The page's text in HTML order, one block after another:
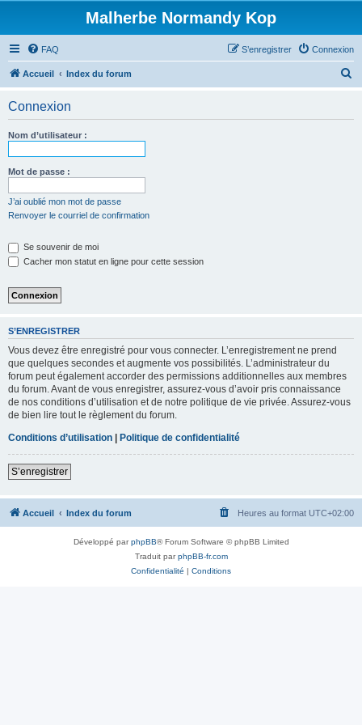
Malherbe Normandy Kop
FAQ Connexion
S’enregistrer
Accueil Index du forum
Connexion
Nom d’utilisateur :
Mot de passe :
J’ai oublié mon mot de passe
Renvoyer le courriel de confirmation
Se souvenir de moi
Cacher mon statut en ligne pour cette session
S’ENREGISTRER
Vous devez être enregistré pour vous connecter. L’enregistrement ne prend
que quelques secondes et augmente vos possibilités. L’administrateur du
forum peut également accorder des permissions additionnelles aux membres
du forum. Avant de vous enregistrer, assurez-vous d’avoir pris connaissance
de nos conditions d’utilisation et de notre politique de vie privée. Assurez-vous
de bien lire tout le règlement du forum.
Conditions d’utilisation | Politique de confidentialité
S’enregistrer
Accueil Index du forum Heures au format UTC+02:00
Développé parphpBB® Forum Software © phpBB Limited
Traduit parphpBB-fr.com
Confidentialité | Conditions